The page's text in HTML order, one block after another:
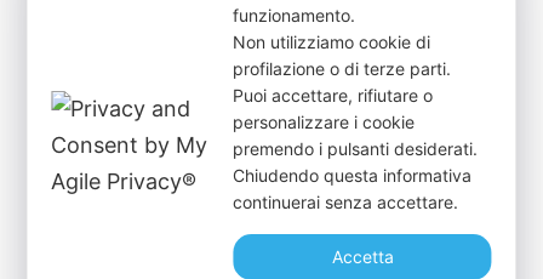
funzionamento.
Non utilizziamo cookie di
profilazione o di terze parti.
Puoi accettare, rifiutare o
personalizzare i cookie
premendo i pulsanti desiderati.
Chiudendo questa informativa
continuerai senza accettare.
Accetta